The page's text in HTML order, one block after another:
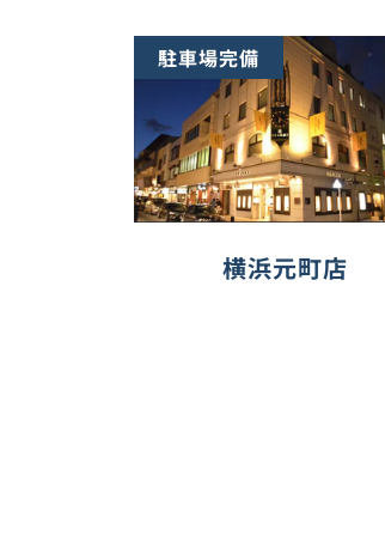
駐車場完備
横浜元町店